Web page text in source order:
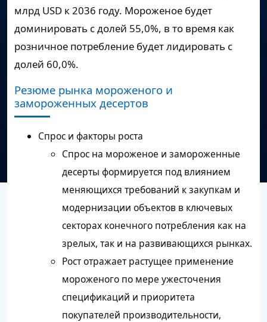
млрд USD к 2036 году. Мороженое будет
доминировать с долей 55,0%, в то время как
розничное потребление будет лидировать с
долей 60,0%.
Резюме рынка мороженого и
замороженных десертов
Спрос и факторы роста
Спрос на мороженое и замороженные
десерты формируется под влиянием
меняющихся требований к закупкам и
модернизации объектов в ключевых
секторах конечного потребления как на
зрелых, так и на развивающихся рынках.
Рост отражает растущее применение
мороженого по мере ужесточения
спецификаций и приоритета
покупателей производительности,